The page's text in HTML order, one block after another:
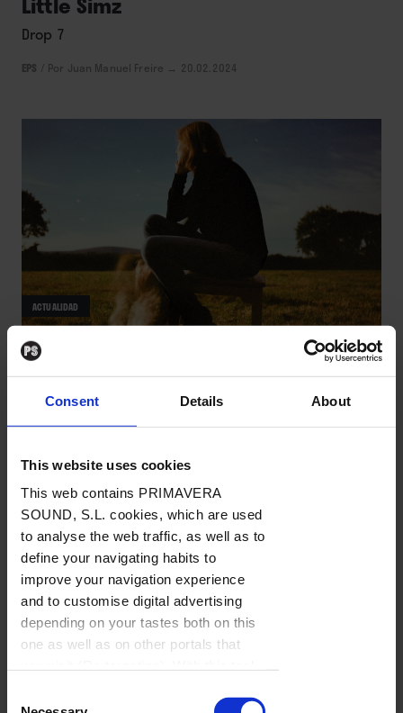
Consent Details About
This website uses cookies
This web contains PRIMAVERA
SOUND, S.L. cookies, which are used
to analyse the web traffic, as well as to
define your navigating habits to
improve your navigation experience
and to customise digital advertising
depending on your tastes both on this
one as well as on other portals that
cookies or third party cookies. In the
Drop 7
EPS Por Juan Manuel Freire → 20.02.2024
ACTUALIDAD
La semana vista por... Xavier
Gaillard: viernes, 9 de febrero de
2024
NOTICIAS /Por Xavier Gaillard → 09.02.2024